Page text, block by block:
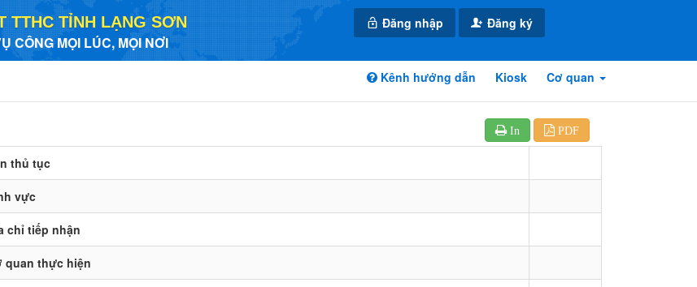
TTHC TỈNH LẠNG SƠN
CÔNG MỌI LÚC, MỌI NƠI
Đăng nhập Đăng ký
Kênh hướng dẫn Kiosk Cơ quan
In PDF
thủ tục
vực
chỉ tiếp nhận
quan thực hiện